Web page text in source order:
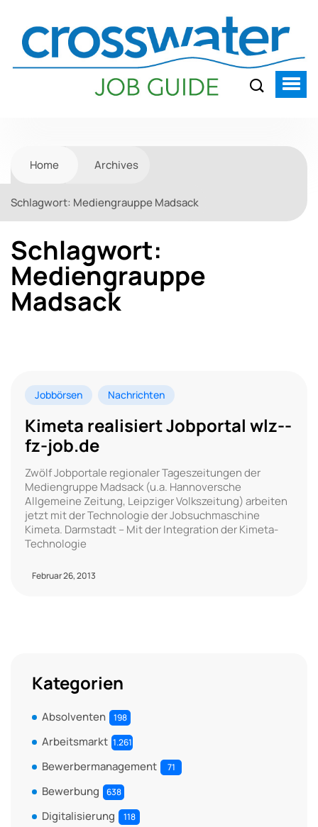
Home Archives
Schlagwort: Mediengrauppe Madsack
Schlagwort:
Mediengrauppe
Madsack
Jobbörsen Nachrichten
Kimeta realisiert Jobportal wlz-­
fz-­job.de
Zwölf Jobportale regionaler Tageszeitungen der
Mediengruppe Madsack (u.a. Hannoversche
Allgemeine Zeitung, Leipziger Volkszeitung) arbeiten
jetzt mit der Technologie der Jobsuchmaschine
Kimeta. Darmstadt – Mit der Integration der Kimeta-
Technologie
Februar 26, 2013
Kategorien
Absolventen 198
Arbeitsmarkt 1.261
Bewerbermanagement 71
Bewerbung 638
Digitalisierung 118